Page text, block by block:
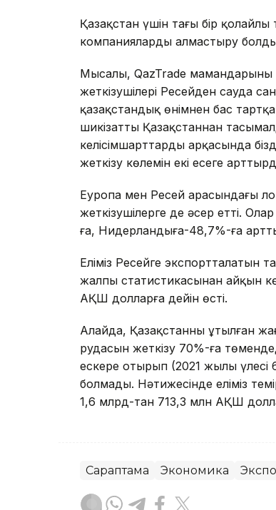
Қазақстан үшін тағы бір
компанияларды алмастыру
Мысалы, QazTrade
жеткізушілері Ресейден сауда
қазақстандық өнімнен бас
шикізатты Қазақстаннан
келісімшарттардың арқасында
жеткізу көлемін екі есеге
Еуропа мен Ресей арасындағы
жеткізушілерге де әсер етті.
ға, Нидерландыға-48,7%-ға
Еліміз Ресейге экспортталатын
жалпы статистикасынан айқын
АҚШ долларға дейін өсті.
Алайда, Қазақстанның ұтылған
рудасын жеткізу 70%-ға
ескере отырып (2021 жылы үлесі
болмады. Нәтижесінде еліміз
1,6 млрд-тан 713,3 млн АҚШ
Сараптама Экономика